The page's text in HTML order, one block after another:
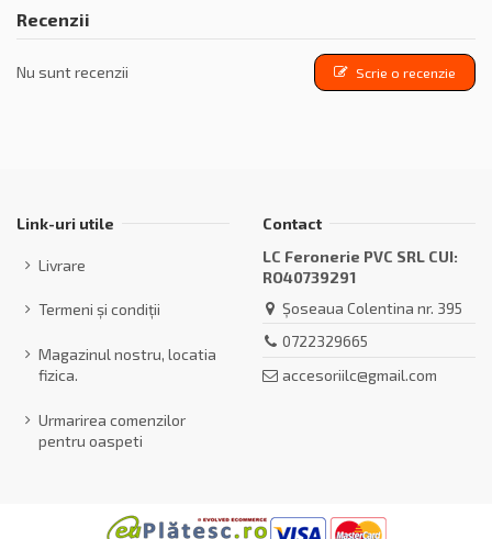
Recenzii
Nu sunt recenzii Scrie o recenzie
Link-uri utile
Livrare
Termeni și condiții
Magazinul nostru, locatia
fizica.
Urmarirea comenzilor
pentru oaspeti
Contact
LC Feronerie PVC SRL CUI:
RO40739291
Șoseaua Colentina nr. 395
0722329665
accesoriilc@gmail.com